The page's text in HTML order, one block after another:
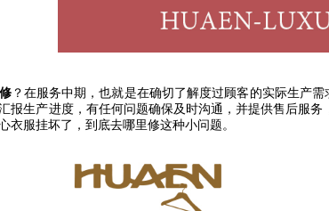
？在服务中期，也就是在确切了解度过顾客的实际生产
报生产进度，有任何问题确保及时沟通 ，并提供售后服务
衣服挂坏了，到底去哪里修这种小问题。